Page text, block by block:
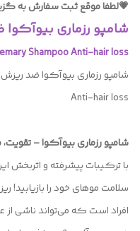
💗لطفا موقع ثبت سفارش به
شامپو رزماری
Shampoo Anti-hair loss
Anti-hair loss
شامپو رزماری بیوآکوا –
با ترکیبات پیشرفته و اثربخش
سلامت موهای خود را بازیابید!
افراد است که می‌تواند ناشی از